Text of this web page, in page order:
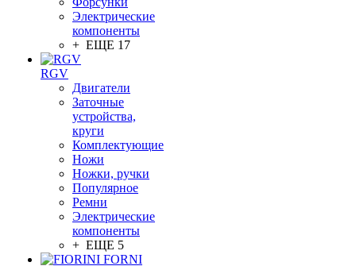
Электрические
компоненты
+ ЕЩЕ 17
RGV
Двигатели
Заточные
устройства,
круги
Комплектующие
Ножи
Ножки, ручки
Популярное
Ремни
Электрические
компоненты
+ ЕЩЕ 5